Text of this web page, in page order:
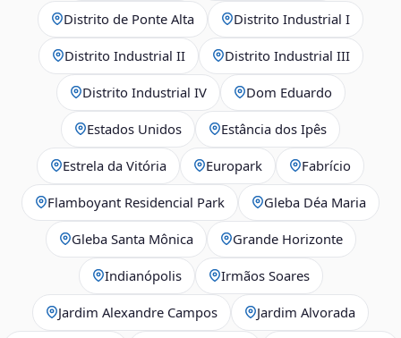
Distrito de Ponte Alta Distrito Industrial I
Distrito Industrial II Distrito Industrial III
Distrito Industrial IV Dom Eduardo
Estados Unidos Estância dos Ipês
Estrela da Vitória Europark Fabrício
Flamboyant Residencial Park Gleba Déa Maria
Gleba Santa Mônica Grande Horizonte
Indianópolis Irmãos Soares
Jardim Alexandre Campos Jardim Alvorada